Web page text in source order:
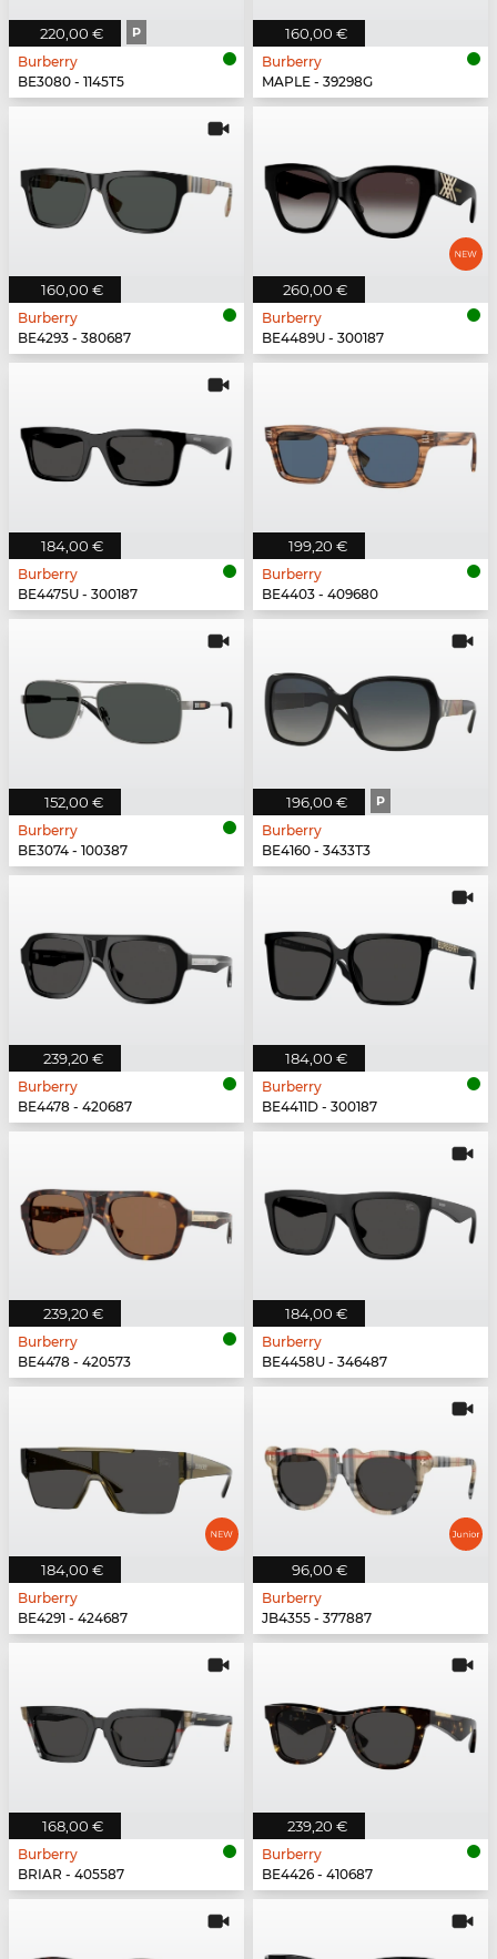
220,00 € P
Burberry
BE3080 - 1145T5
160,00 €
Burberry
MAPLE - 39298G
160,00 €
Burberry
BE4293 - 380687
260,00 €
Burberry
BE4489U - 300187
184,00 €
Burberry
BE4475U - 300187
199,20 €
Burberry
BE4403 - 409680
152,00 €
Burberry
BE3074 - 100387
196,00 € P
Burberry
BE4160 - 3433T3
239,20 €
Burberry
BE4478 - 420687
184,00 €
Burberry
BE4411D - 300187
239,20 €
Burberry
BE4478 - 420573
184,00 €
Burberry
BE4458U - 346487
184,00 €
Burberry
BE4291 - 424687
96,00 €
Burberry
JB4355 - 377887
168,00 €
Burberry
BRIAR - 405587
239,20 €
Burberry
BE4426 - 410687